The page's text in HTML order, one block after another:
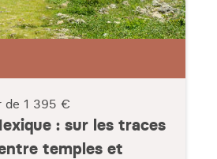
de 1 395 €
: sur les traces
temples et